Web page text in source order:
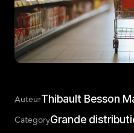
AuteurThibault Besson
CategoryGrande